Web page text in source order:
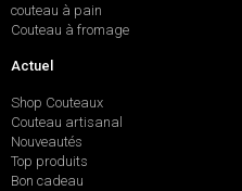
couteau à pain
Couteau à fromage
Actuel
Shop Couteaux
Couteau artisanal
Nouveautés
Top produits
Bon cadeau